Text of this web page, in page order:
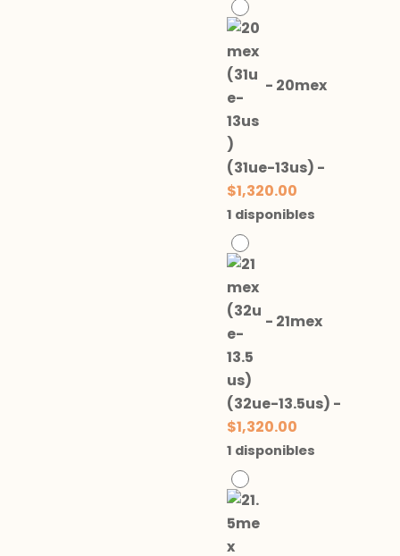
- 20mex
(31ue-13us) -
$1,320.00
1 disponibles
- 21mex
(32ue-13.5us) -
$1,320.00
1 disponibles